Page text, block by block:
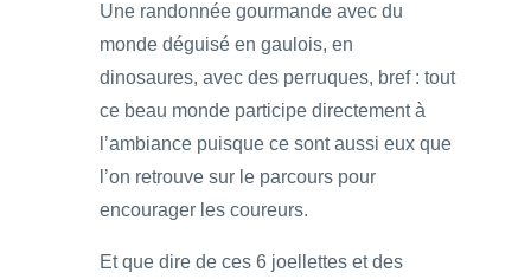
Une randonnée gourmande avec du
monde déguisé en gaulois, en
dinosaures, avec des perruques, bref : tout
ce beau monde participe directement à
l’ambiance puisque ce sont aussi eux que
l’on retrouve sur le parcours pour
encourager les coureurs.
Et que dire de ces 6 joellettes et des